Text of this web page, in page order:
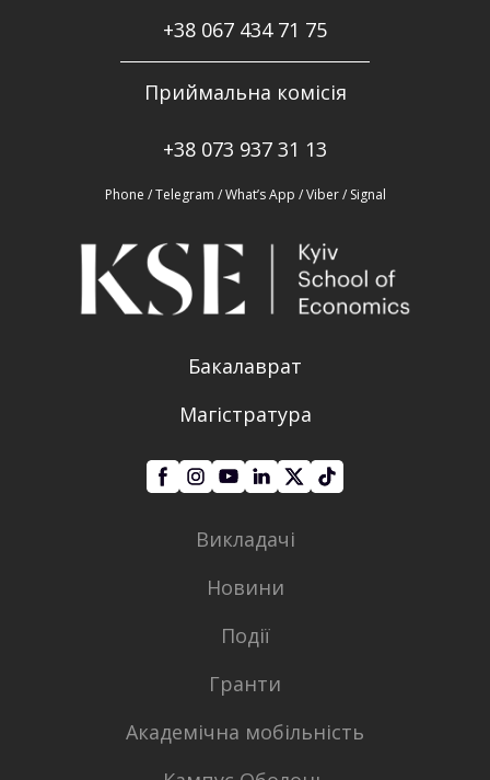
+38 067 434 71 75
Приймальна комісія
+38 073 937 31 13
Phone / Telegram / What’s App / Viber / Signal
Бакалаврат
Магістратура
Викладачі
Новини
Події
Гранти
Академічна мобільність